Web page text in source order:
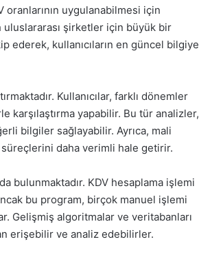
oranlarının uygulanabilmesi için
şirketler için büyük bir
ederek, kullanıcıların en güncel bilgiye
Kullanıcılar, farklı dönemler
karşılaştırma yapabilir. Bu tür analizler,
bilgiler sağlayabilir. Ayrıca, mali
daha verimli hale getirir.
bulunmaktadır. KDV hesaplama işlemi
bu program, birçok manuel işlemi
Gelişmiş algoritmalar ve veritabanları
erişebilir ve analiz edebilirler.